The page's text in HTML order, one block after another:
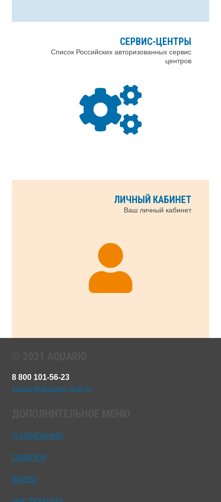
СЕРВИС-ЦЕНТРЫ
Список Российских авторизованных сервис
центров
ЛИЧНЫЙ КАБИНЕТ
Ваш личный кабинет
8 800 101-56-23
zakaz@aquario-ural.ru
О КОМПАНИИ
ГАЛЕРЕЯ
ВИДЕО